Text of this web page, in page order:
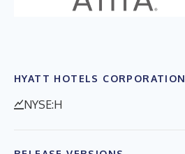
HYATT HOTELS CORPORATION
NYSE:H